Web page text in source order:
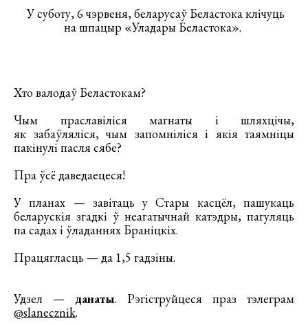
У суботу, 6 чэрвеня, беларусаў Беластока клічуць
на шпацыр «Уладары Беластока».
Хто валодаў Беластокам?
Чым праславіліся магнаты і шляхцічы,
як забаўляліся, чым запомніліся і якія таямніцы
пакінулі пасля сябе?
Пра ўсё даведаецеся!
У планах — завітаць у Стары касцёл, пашукаць
беларускія згадкі ў неагатычнай катэдры, пагуляць
па садах і ўладаннях Браніцкіх.
Працягласць — да 1,5 гадзіны.
Удзел — данаты. Рэгіструйцеся праз тэлеграм
@slanecznik.